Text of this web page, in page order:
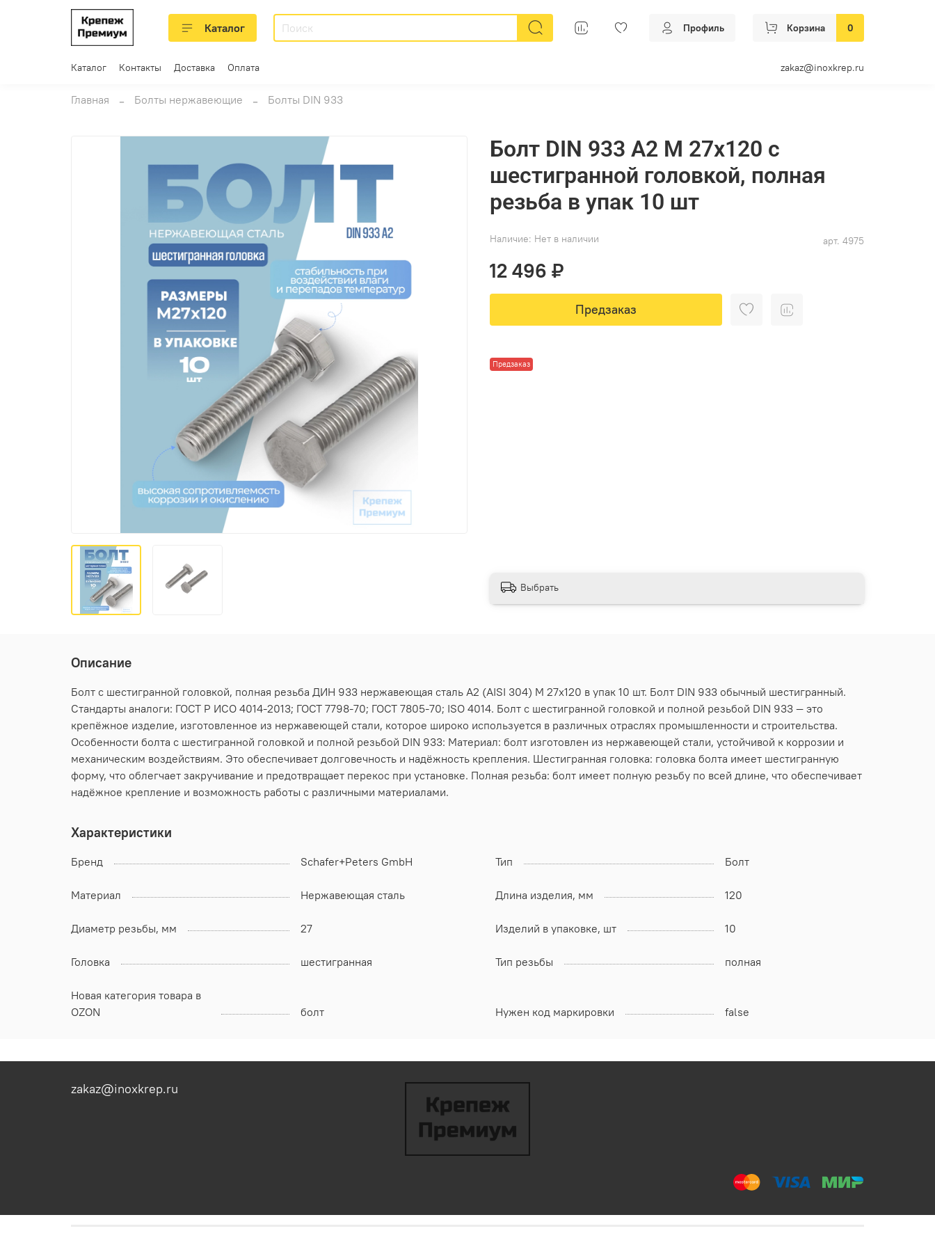
Каталог Профиль Корзина 0
Каталог Контакты Доставка Оплата zakaz@inoxkrep.ru
Главная Болты нержавеющие Болты DIN 933
арт. 4975
Наличие: Нет в наличии
Предзаказ
Болт DIN 933 А2 M 27х120 с
шестигранной головкой, полная
резьба в упак 10 шт
12 496 ₽
Предзаказ
Выбрать
Описание
Болт с шестигранной головкой, полная резьба ДИН 933 нержавеющая сталь А2 (AISI 304) M 27х120 в упак 10 шт. Болт DIN 933 обычный шестигранный.
Стандарты аналоги: ГОСТ Р ИСО 4014-2013; ГОСТ 7798-70; ГОСТ 7805-70; ISO 4014. Болт с шестигранной головкой и полной резьбой DIN 933 — это
крепёжное изделие, изготовленное из нержавеющей стали, которое широко используется в различных отраслях промышленности и строительства.
Особенности болта с шестигранной головкой и полной резьбой DIN 933: Материал: болт изготовлен из нержавеющей стали, устойчивой к коррозии и
механическим воздействиям. Это обеспечивает долговечность и надёжность крепления. Шестигранная головка: головка болта имеет шестигранную
форму, что облегчает закручивание и предотвращает перекос при установке. Полная резьба: болт имеет полную резьбу по всей длине, что обеспечивает
надёжное крепление и возможность работы с различными материалами.
Характеристики
Бренд Schafer+Peters GmbH Тип Болт
Материал Нержавеющая сталь Длина изделия, мм 120
Диаметр резьбы, мм 27 Изделий в упаковке, шт 10
Головка шестигранная Тип резьбы полная
Новая категория товара в
OZON
болт Нужен код маркировки false
zakaz@inoxkrep.ru